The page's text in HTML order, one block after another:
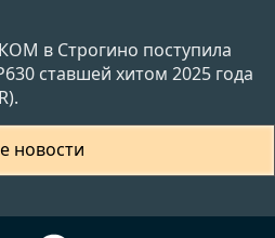
в Строгино поступила
ставшей хитом 2025 года
новости